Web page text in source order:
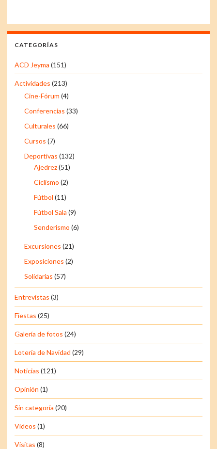
CATEGORÍAS
ACD Jeyma (151)
Actividades (213)
Cine-Fórum (4)
Conferencias (33)
Culturales (66)
Cursos (7)
Deportivas (132)
Ajedrez(51)
Ciclismo (2)
Fútbol (11)
Fútbol Sala (9)
Senderismo (6)
Excursiones (21)
Exposiciones (2)
Solidarias (57)
Entrevistas (3)
Fiestas (25)
Galería de fotos (24)
Lotería de Navidad (29)
Noticias (121)
Opinión (1)
Sin categoría (20)
Vídeos (1)
Visitas (8)